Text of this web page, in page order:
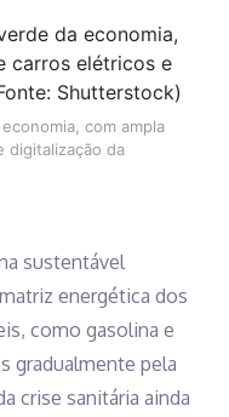
com ampla
digitalização da
sustentável
energética dos
como gasolina e
gradualmente pela
crise sanitária ainda